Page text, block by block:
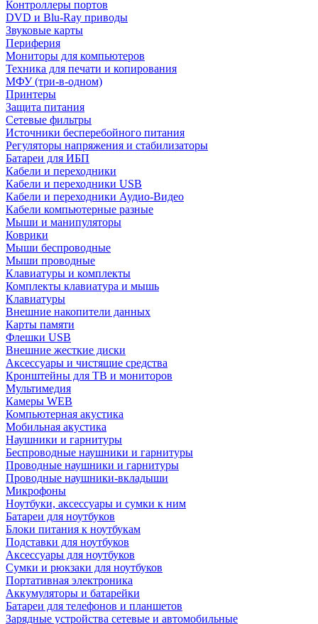
Контроллеры портов
DVD и Blu-Ray приводы
Звуковые карты
Периферия
Мониторы для компьютеров
Техника для печати и копирования
МФУ (три-в-одном)
Принтеры
Защита питания
Сетевые фильтры
Источники бесперебойного питания
Регуляторы напряжения и стабилизаторы
Батареи для ИБП
Кабели и переходники
Кабели и переходники USB
Кабели и переходники Аудио-Видео
Кабели компьютерные разные
Мыши и манипуляторы
Коврики
Мыши беспроводные
Мыши проводные
Клавиатуры и комплекты
Комплекты клавиатура и мышь
Клавиатуры
Внешние накопители данных
Карты памяти
Флешки USB
Внешние жесткие диски
Аксессуары и чистящие средства
Кронштейны для ТВ и мониторов
Мультимедия
Камеры WEB
Компьютерная акустика
Мобильная акустика
Наушники и гарнитуры
Беспроводные наушники и гарнитуры
Проводные наушники и гарнитуры
Проводные наушники-вкладыши
Микрофоны
Ноутбуки, аксессуары и сумки к ним
Батареи для ноутбуков
Блоки питания к ноутбукам
Подставки для ноутбуков
Аксессуары для ноутбуков
Сумки и рюкзаки для ноутбуков
Портативная электроника
Аккумуляторы и батарейки
Батареи для телефонов и планшетов
Зарядные устройства сетевые и автомобильные